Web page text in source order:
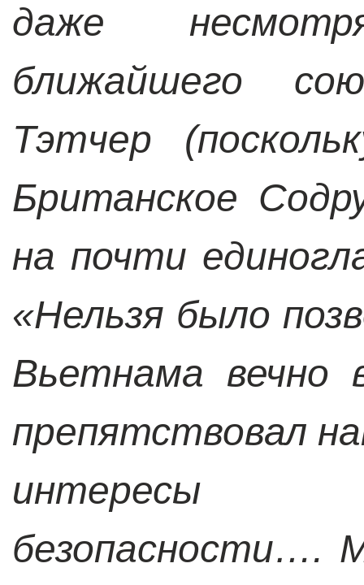
даже
ближайшего
Тэтчер
Британское
на почти
«Нельзя было
Вьетнама вечно
препятствовал
интересы
безопасности….